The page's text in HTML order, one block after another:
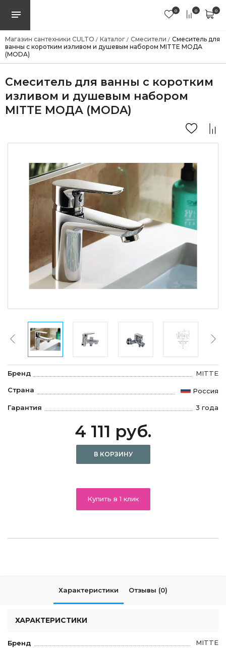
0 0 0
Магазин сантехники CULTO / Каталог / Смесители / Смеситель для
ванны с коротким изливом и душевым набором MITTE МОДА
(MODA)
Смеситель для ванны с коротким
изливом и душевым набором
MITTE МОДА (MODA)
Бренд MITTE
Страна Россия
Гарантия 3 года
4 111 руб.
В КОРЗИНУ
Купить в 1 клик
Характеристики Отзывы (0)
ХАРАКТЕРИСТИКИ
Бренд MITTE